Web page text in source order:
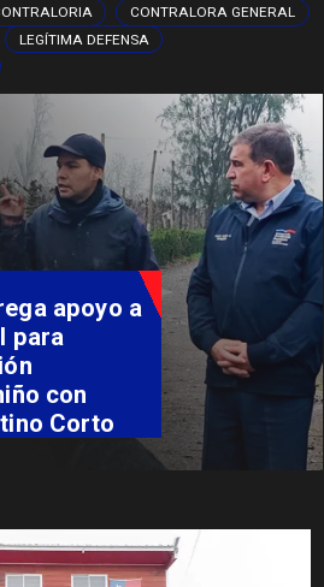
CONTRALORA GENERAL
LEGÍTIMA DEFENSA
apoyo a
para
con
Corto